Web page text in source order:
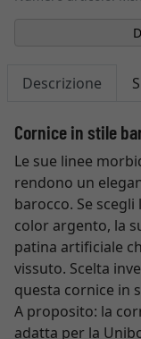
Descrizione
Cornice in stile
Le sue linee
rendono un
barocco. Se
color argento, la
patina artificiale
vissuto. Scelta
questa cornice in
A proposito: la
adatta per la